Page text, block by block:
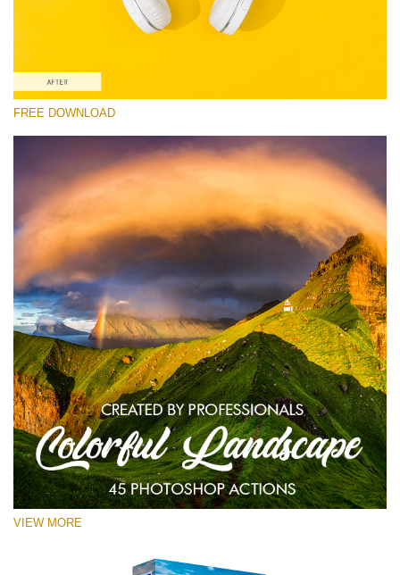
Kostenloser Download
FREE DOWNLOAD
VIEW MORE